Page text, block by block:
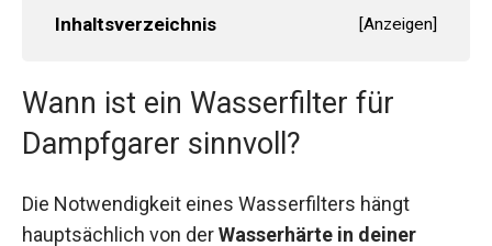
Inhaltsverzeichnis [Anzeigen]
Wann ist ein Wasserfilter für
Dampfgarer sinnvoll?
Die Notwendigkeit eines Wasserfilters hängt
hauptsächlich von derWasserhärte in deiner